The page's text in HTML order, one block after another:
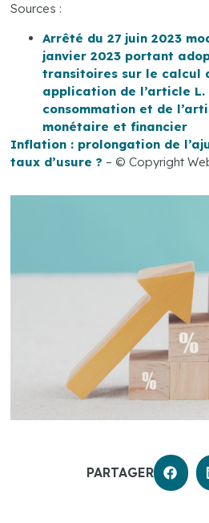
Sources :
Arrêté du 27 juin 2023
janvier 2023 portant
transitoires sur le calcul
application de l’article L.
consommation et de
monétaire et financier
Inflation : prolongation de
taux d’usure ? – © Copyright
PARTAGER